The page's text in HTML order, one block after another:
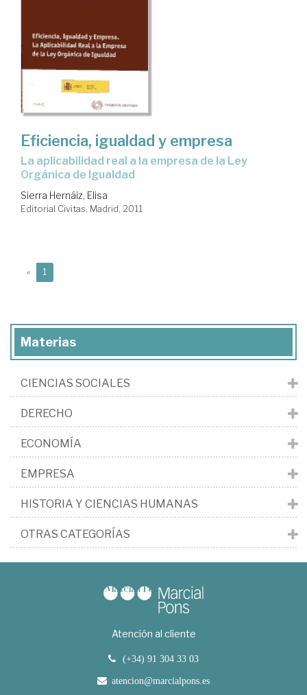
Eficiencia, igualdad y empresa
la aplicabilidad real a la empresa de la Ley
Orgánica de Igualdad
Sierra Hernáiz, Elisa
Editorial Civitas. Madrid, 2011
« 1
Materias
CIENCIAS SOCIALES
DERECHO
ECONOMÍA
EMPRESA
HISTORIA Y CIENCIAS HUMANAS
OTRAS CATEGORÍAS
Atención al cliente
(+34) 91 304 33 03
atencion@marcialpons.es